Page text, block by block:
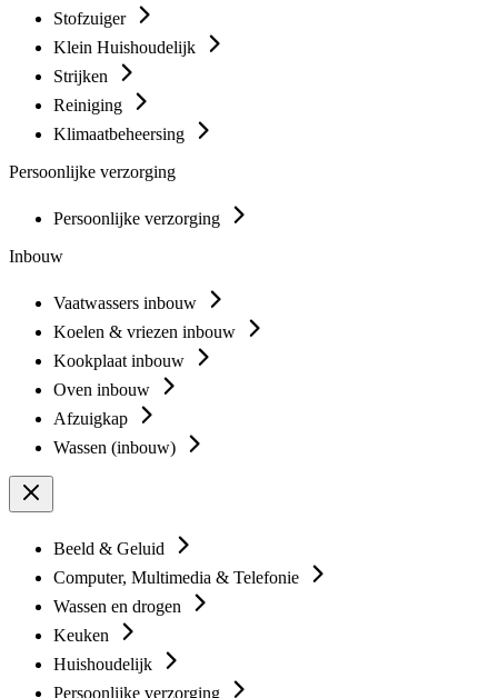
Stofzuiger
Klein Huishoudelijk
Strijken
Reiniging
Klimaatbeheersing
Persoonlijke verzorging
Persoonlijke verzorging
Inbouw
Vaatwassers inbouw
Koelen & vriezen inbouw
Kookplaat inbouw
Oven inbouw
Afzuigkap
Wassen (inbouw)
Beeld & Geluid
Computer, Multimedia & Telefonie
Wassen en drogen
Keuken
Huishoudelijk
Persoonlijke verzorging